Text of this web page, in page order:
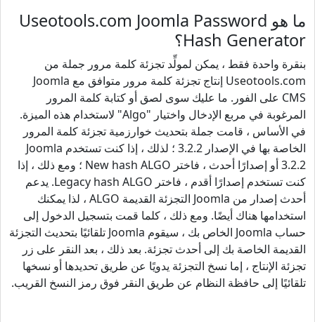
ما هو Useotools.com Joomla Password
Hash Generator؟
بنقرة واحدة فقط ، يمكن لمولِّد تجزئة كلمة مرور جملة من
Useotools.com إنتاج تجزئة كلمة مرور متوافق مع Joomla
CMS على الفور. ما عليك سوى لصق أو كتابة كلمة المرور
المرغوبة في مربع الإدخال واختيار "Algo" لاستخدام هذه الميزة.
في الأساس ، قامت جملة بتحديث خوارزمية تجزئة كلمة المرور
الخاصة بها في الإصدار 3.2.2 ؛ لذلك ، إذا كنت تستخدم Joomla
3.2.2 أو إصدارًا أحدث ، فاختر New hash ALGO ؛ ومع ذلك ، إذا
كنت تستخدم إصدارًا أقدم ، فاختر Legacy hash ALGO. يدعم
أحدث إصدار من Joomla التجزئة القديمة ALGO ، لذا يمكنك
استخدامها هناك أيضًا. ومع ذلك ، كلما قمت بتسجيل الدخول إلى
حساب Joomla الخاص بك ، سيقوم Joomla تلقائيًا بتحديث التجزئة
القديمة الخاصة بك إلى أحدث تجزئة. بعد ذلك ، بعد النقر على زر
تجزئة الإنتاج ، إما نسخ التجزئة يدويًا عن طريق تحديدها أو نسخها
تلقائيًا إلى حافظة النظام عن طريق النقر فوق رمز النسخ القريب.